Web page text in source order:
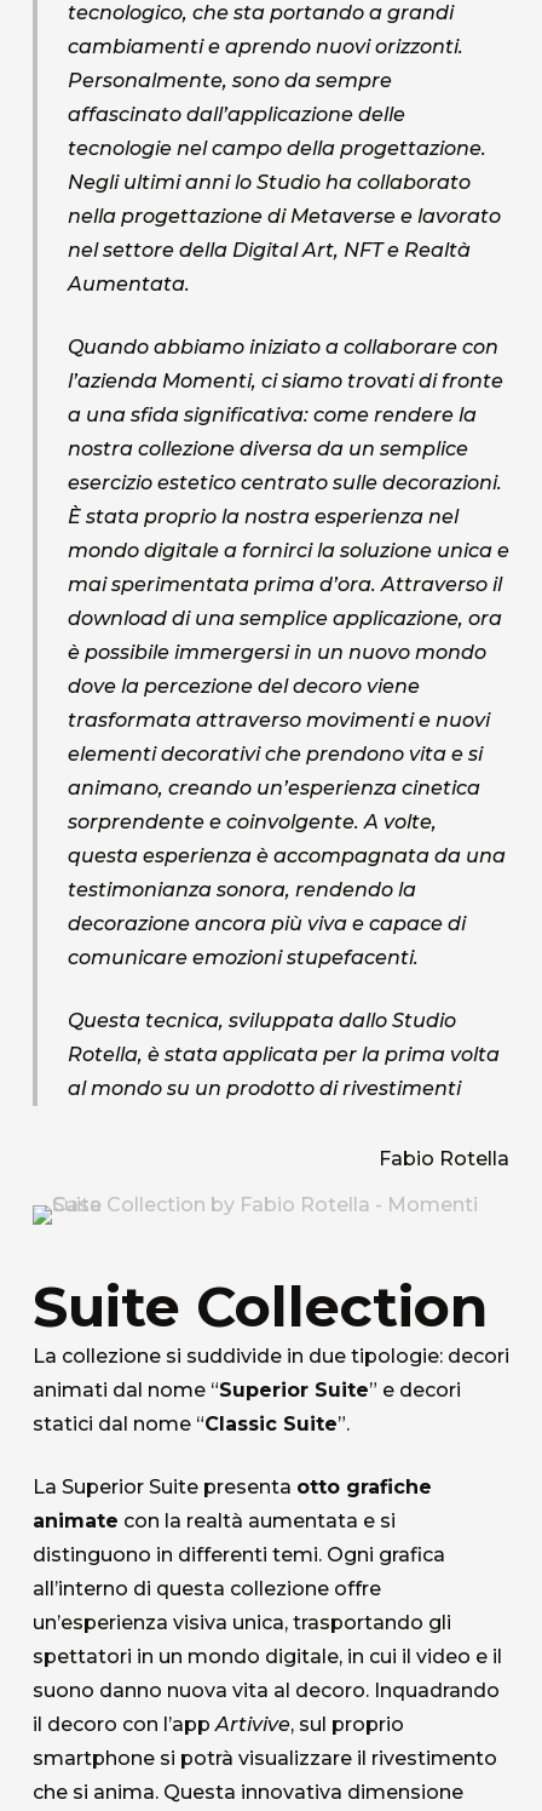
tecnologico, che sta portando a grandi
cambiamenti e aprendo nuovi orizzonti.
Personalmente, sono da sempre
affascinato dall’applicazione delle
tecnologie nel campo della progettazione.
Negli ultimi anni lo Studio ha collaborato
nella progettazione di Metaverse e lavorato
nel settore della Digital Art, NFT e Realtà
Aumentata.
Quando abbiamo iniziato a collaborare con
l’azienda Momenti, ci siamo trovati di fronte
a una sfida significativa: come rendere la
nostra collezione diversa da un semplice
esercizio estetico centrato sulle decorazioni.
È stata proprio la nostra esperienza nel
mondo digitale a fornirci la soluzione unica e
mai sperimentata prima d’ora. Attraverso il
download di una semplice applicazione, ora
è possibile immergersi in un nuovo mondo
dove la percezione del decoro viene
trasformata attraverso movimenti e nuovi
elementi decorativi che prendono vita e si
animano, creando un’esperienza cinetica
sorprendente e coinvolgente. A volte,
questa esperienza è accompagnata da una
testimonianza sonora, rendendo la
decorazione ancora più viva e capace di
comunicare emozioni stupefacenti.
Questa tecnica, sviluppata dallo Studio
Rotella, è stata applicata per la prima volta
al mondo su un prodotto di rivestimenti
Fabio Rotella
Suite Collection
La collezione si suddivide in due tipologie: decori
animati dal nome “Superior Suite” e decori
statici dal nome “Classic Suite”.
La Superior Suite presenta otto grafiche
animate con la realtà aumentata e si
distinguono in differenti temi. Ogni grafica
all’interno di questa collezione offre
un’esperienza visiva unica, trasportando gli
spettatori in un mondo digitale, in cui il video e il
suono danno nuova vita al decoro. Inquadrando
il decoro con l’appArtivive, sul proprio
smartphone si potrà visualizzare il rivestimento
che si anima. Questa innovativa dimensione